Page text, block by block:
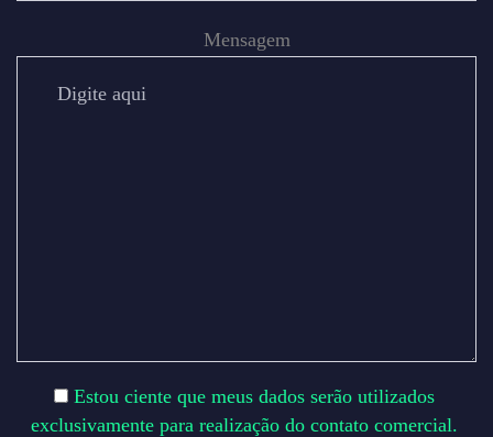
Mensagem
Estou ciente que meus dados serão utilizados
exclusivamente para realização do contato comercial.